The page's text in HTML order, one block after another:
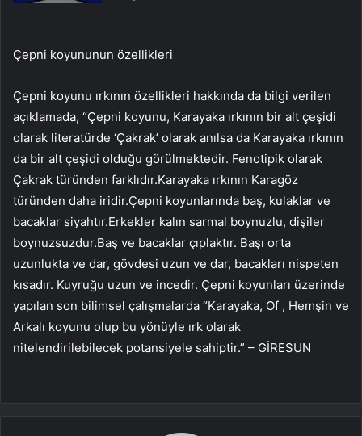
Çepni koyununun özellikleri
Çepni koyunu ırkının özellikleri hakkında da bilgi verilen
açıklamada, “Çepni koyunu, Karayaka ırkının bir alt çeşidi
olarak literatürde ‘Çakrak’ olarak anılsa da Karayaka ırkının
da bir alt çeşidi olduğu görülmektedir. Fenotipik olarak
Çakrak türünden farklıdır.Karayaka ırkının Karagöz
türünden daha iridir.Çepni koyunlarında baş, kulaklar ve
bacaklar siyahtır.Erkekler kalın sarmal boynuzlu, dişiler
boynuzsuzdur.Baş ve bacaklar çıplaktır. Başı orta
uzunlukta ve dar, gövdesi uzun ve dar, bacakları nispeten
kısadır. Kuyruğu uzun ve incedir. Çepni koyunları üzerinde
yapılan son bilimsel çalışmalarda “Karayaka, Of , Hemşin ve
Arkalı koyunu olup bu yönüyle ırk olarak
nitelendirilebilecek potansiyele sahiptir.” – GİRESUN